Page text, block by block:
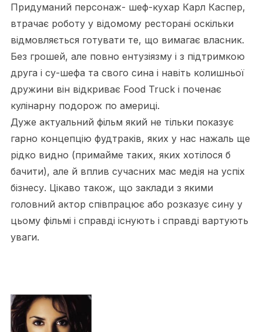
Придуманий персонаж- шеф-кухар Карл Каспер,
втрачає роботу у відомому ресторані оскільки
відмовляється готувати те, що вимагає власник.
Без грошей, але повно ентузіязму і з підтримкою
друга і су-шефа та свого сина і навіть колишньої
дружини він відкриває Food Truck і поченає
кулінарну подорож по америці.
Дуже актуальний фільм який не тільки показує
гарно концепцію фудтраків, яких у нас нажаль ще
рідко видно (примайме таких, яких хотілося б
бачити), але й вплив сучасних мас медія на успіх
бізнесу. Цікаво також, що заклади з якими
головний актор співпрацює або розказує сину у
цьому фільмі і справді існують і справді вартують
уваги.